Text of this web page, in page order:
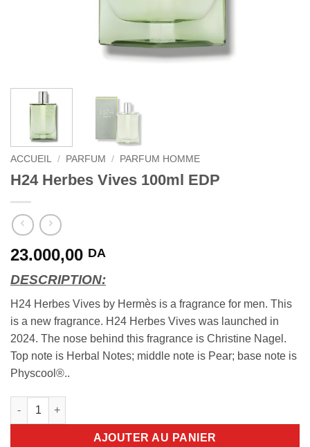
ACCUEIL / PARFUM / PARFUM HOMME
H24 Herbes Vives 100ml EDP
23.000,00 DA
DESCRIPTION:
H24 Herbes Vives by Hermès is a fragrance for men. This
is a new fragrance. H24 Herbes Vives was launched in
2024. The nose behind this fragrance is Christine Nagel.
Top note is Herbal Notes; middle note is Pear; base note is
Physcool®..
quantité de H24 Herbes Vives 100ml EDP
AJOUTER AU PANIER